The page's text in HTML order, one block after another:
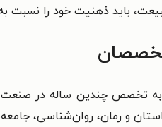
باید ذهنیت خود را نسبت